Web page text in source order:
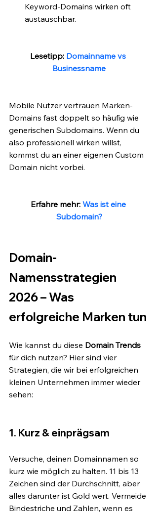
Keyword-Domains wirken oft
austauschbar.
Lesetipp: Domainname vs
Businessname
Mobile Nutzer vertrauen Marken-
Domains fast doppelt so häufig wie
generischen Subdomains. Wenn du
also professionell wirken willst,
kommst du an einer eigenen Custom
Domain nicht vorbei.
Erfahre mehr: Was ist eine
Subdomain?
Domain-
Namensstrategien
2026 – Was
erfolgreiche Marken tun
Wie kannst du diese Domain Trends
für dich nutzen? Hier sind vier
Strategien, die wir bei erfolgreichen
kleinen Unternehmen immer wieder
sehen:
1. Kurz & einprägsam
Versuche, deinen Domainnamen so
kurz wie möglich zu halten. 11 bis 13
Zeichen sind der Durchschnitt, aber
alles darunter ist Gold wert. Vermeide
Bindestriche und Zahlen, wenn es